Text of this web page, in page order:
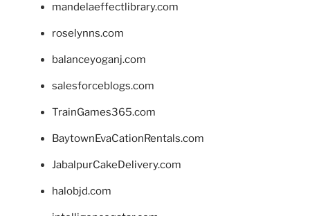
mandelaeffectlibrary.com
roselynns.com
balanceyoganj.com
salesforceblogs.com
TrainGames365.com
BaytownEvaCationRentals.com
JabalpurCakeDelivery.com
halobjd.com